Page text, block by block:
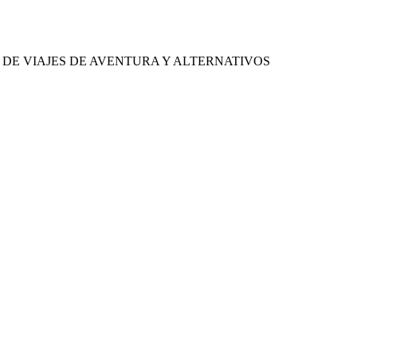
VIAJES DE AVENTURA Y ALTERNATIVOS